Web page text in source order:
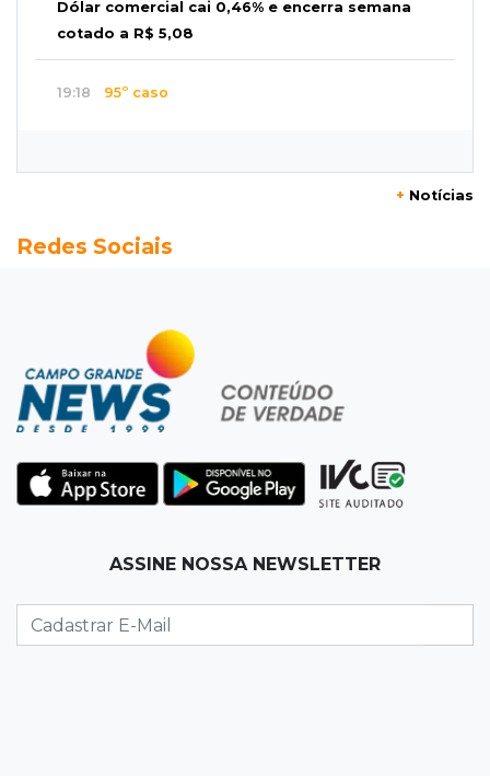
Dólar comercial cai 0,46% e encerra semana
cotado a R$ 5,08
19:18 95º caso
Em MS, uma criança é registrada sem o nome
Decisão
Pantanal viaja para Goiás em busca de acesso
inédito à Série A2 feminina
Após chuva, despedida do "sextou" é com pôr
do sol que parece fogo
Nacional
+ Notícias
Redes Sociais
ASSINE NOSSA NEWSLETTER